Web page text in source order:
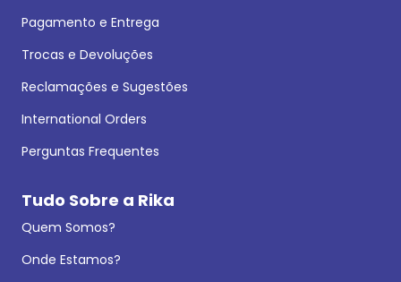
Pagamento e Entrega
Trocas e Devoluções
Reclamações e Sugestões
International Orders
Perguntas Frequentes
Tudo Sobre a Rika
Quem Somos?
Onde Estamos?